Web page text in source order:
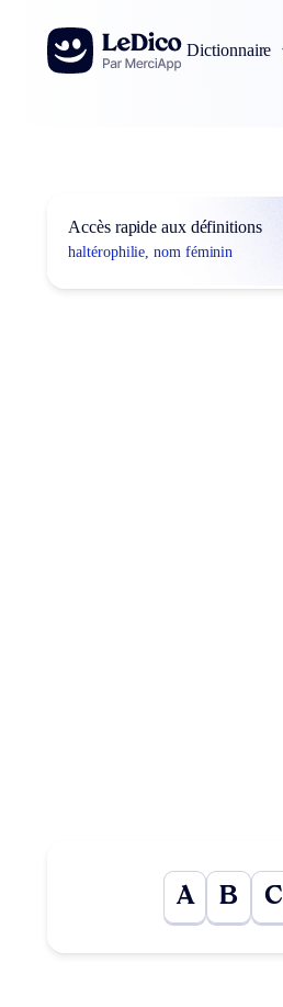
Aller au contenu
Dictionnaire
Accès rapide aux définitions
haltérophilie, nom féminin
A B C